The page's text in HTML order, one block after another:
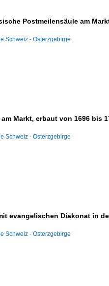
Postmeilensäule am
Schweiz - Osterzgebirge
Markt, erbaut von 1696 bis
Schweiz - Osterzgebirge
evangelischen Diakonat in
Schweiz - Osterzgebirge